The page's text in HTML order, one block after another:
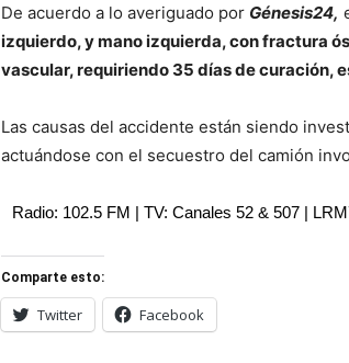
De acuerdo a lo averiguado por Génesis24,
izquierdo, y mano izquierda, con fractura
vascular, requiriendo 35 días de curación,
Las causas del accidente están siendo
actuándose con el secuestro del camión
Radio: 102.5 FM | TV: Canales 52 & 507 |
Comparte esto:
Twitter Facebook